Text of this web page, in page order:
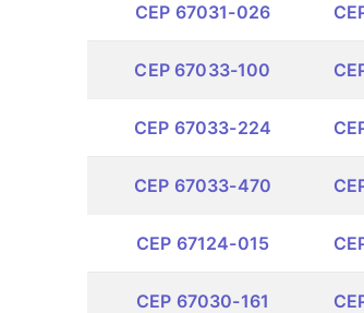
CEP 67031-026
CEP 67033-100
CEP 67033-224
CEP 67033-470
CEP 67124-015
CEP 67030-161